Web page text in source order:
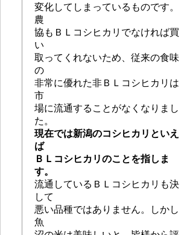
変化してしまっているものです。
農
協もＢＬコシヒカリでなければ買
い
取ってくれないため、従来の食味
の
非常に優れた非ＢＬコシヒカリは
市
場に流通することがなくなりまし
た。
現在では新潟のコシヒカリといえ
ば
ＢＬコシヒカリのことを指しま
す。
流通しているＢＬコシヒカリも決
して
悪い品種ではありません。しかし
魚